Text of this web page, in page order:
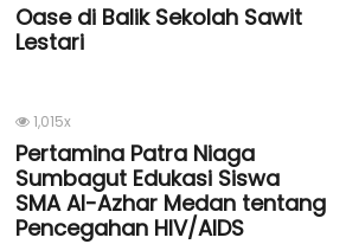
Oase di Balik Sekolah Sawit
Lestari
1,015x
Pertamina Patra Niaga
Sumbagut Edukasi Siswa
SMA Al-Azhar Medan tentang
Pencegahan HIV/AIDS